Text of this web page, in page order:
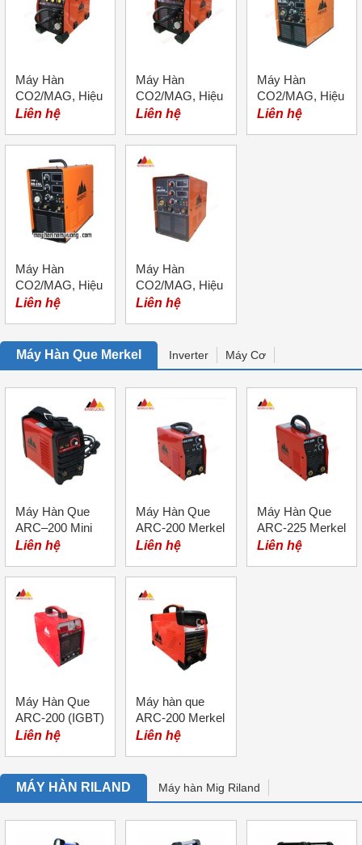
Máy Hàn
CO2/MAG, Hiệu
Merkel, Model
Liên hệ
Máy Hàn
CO2/MAG, Hiệu
Merkel, Model
Liên hệ
Máy Hàn
CO2/MAG, Hiệu
Merkel, Model
Liên hệ
Máy Hàn
CO2/MAG, Hiệu
Merkel, Model
Liên hệ
Máy Hàn
CO2/MAG, Hiệu
Merkel, Model
Liên hệ
Máy Hàn Que Merkel Inverter Máy Cơ
Máy Hàn Que
ARC–200 Mini
Merkel
Liên hệ
Máy Hàn Que
ARC-200 Merkel
Liên hệ
Máy Hàn Que
ARC-225 Merkel
Liên hệ
Máy Hàn Que
ARC-200 (IGBT)
Merkel
Liên hệ
Máy hàn que
ARC-200 Merkel
Liên hệ
MÁY HÀN RILAND Máy hàn Mig Riland